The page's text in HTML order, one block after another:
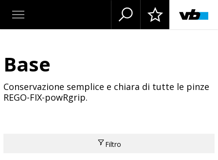
Base
Conservazione semplice e chiara di tutte le pinze
REGO-FIX-powRgrip.
Filtro